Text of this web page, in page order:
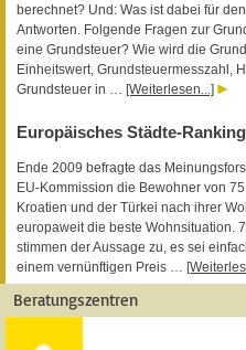
berechnet? Und: Was ist dabei für
Antworten. Folgende Fragen zur
eine Grundsteuer? Wie wird die
Einheitswert, Grundsteuermesszahl,
Grundsteuer in … [Weiterlesen...]
Europäisches Städte-Ranking
Ende 2009 befragte das
EU-Kommission die Bewohner von
Kroatien und der Türkei nach ihrer
europaweit die beste Wohnsituation.
stimmen der Aussage zu, es sei
einem vernünftigen Preis …
Beratungszentren